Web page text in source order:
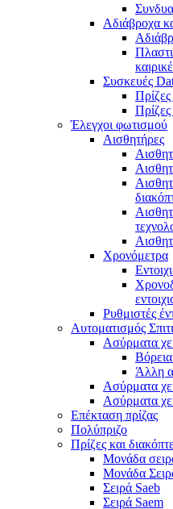
Αδιάβροχα
Συσκευές
Έλεγχοι φωτισμού
Αισθητήρες
Χρονόμετρα
Ρυθμιστές
Αυτοματισμός
Ασύρματα
Άλλη
Ασύρματα
Ασύρματα
Επέκταση πρίζας
Πολύπριζο
Πρίζες και
Μονάδα
Μονάδα
Σειρά Saeb
Σειρά Saem